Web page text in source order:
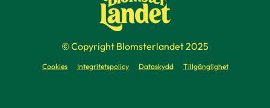
Köp- och leveransvillkor
Företag
© Copyright Blomsterlandet 2025
Cookies Integritetspolicy Dataskydd Tillgänglighet